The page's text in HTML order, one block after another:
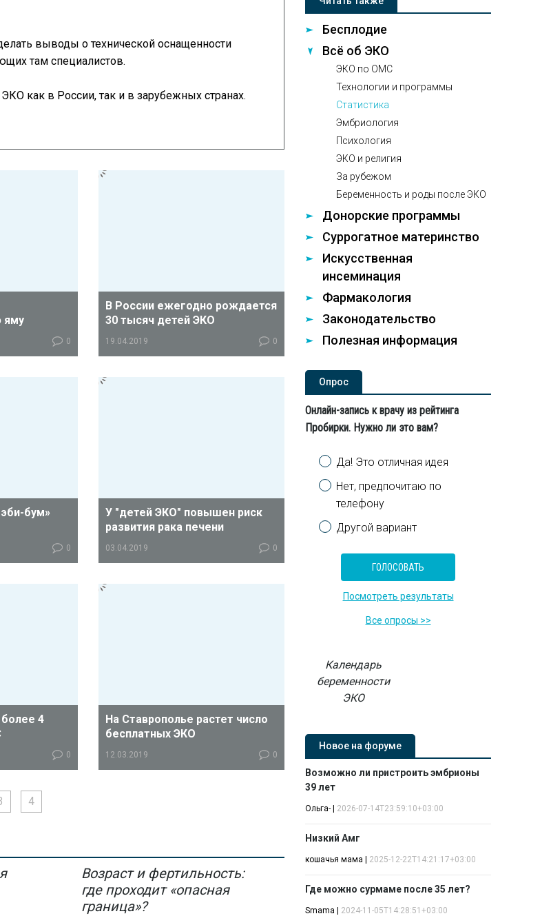
выводы о технической оснащенности
там специалистов.
как в России, так и в зарубежных странах.
яму
0
пар в
В России ежегодно рождается
30 тысяч детей ЭКО
19.04.2019 0
1995 года в России выполнено почти
бум»
0
Эти данные
У "детей ЭКО" повышен риск
развития рака печени
03.04.2019 0
поводов для беспокойства нет.
4
0
чем в три
годом.
На Ставрополье растет число
бесплатных ЭКО
12.03.2019 0
4
Возраст и фертильность:
где проходит «опасная
граница»?
Бесплодие
Всё об ЭКО
ЭКО по ОМС
Технологии и программы
Статистика
Эмбриология
Психология
ЭКО и религия
За рубежом
Беременность и роды после ЭКО
Донорские программы
Суррогатное материнство
Искусственная
инсеминация
Фармакология
Законодательство
Полезная информация
Опроc
Онлайн-запись к врачу из рейтинга
Пробирки. Нужно ли это вам?
Варианты
Да! Это отличная идея
Нет, предпочитаю по
телефону
Другой вариант
Посмотреть результаты
Все опросы >>
Календарь
беременности
ЭКО
Новое на форуме
Возможно ли пристроить эмбрионы
39 лет
Ольга- 2026-07-14T23:59:10+03:00
Низкий Амг
кошачья мама 2025-12-22T14:21:17+03:00
Где можно сурмаме после 35 лет?
Smama 2024-11-05T14:28:51+03:00